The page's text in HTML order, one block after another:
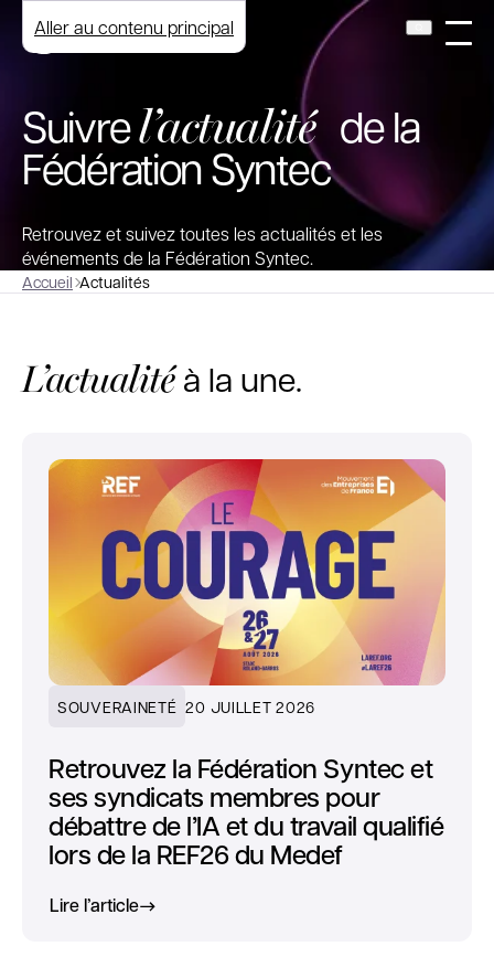
Aller au contenu principal
Suivrel’actualitéde la
Fédération Syntec
Retrouvez et suivez toutes les actualités et les
événements de la Fédération Syntec.
Accueil Actualités
L’actualitéà la une.
SOUVERAINETÉ 20 JUILLET 2026
Retrouvez la Fédération Syntec et
ses syndicats membres pour
débattre de l’IA et du travail qualifié
lors de la REF26 du Medef
Lire l’article